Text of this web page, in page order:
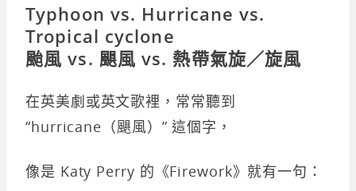
Typhoon vs. Hurricane vs.
Tropical cyclone
颱風 vs. 颶風 vs. 熱帶氣旋／旋風
在英美劇或英文歌裡，常常聽到
“hurricane（颶風）” 這個字，
像是 Katy Perry 的《Firework》就有一句：